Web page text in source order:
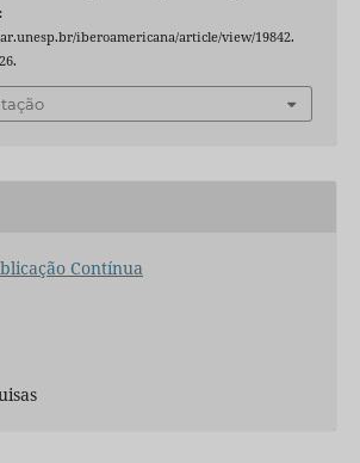
iberoamericana/article/view/19842.
Contínua